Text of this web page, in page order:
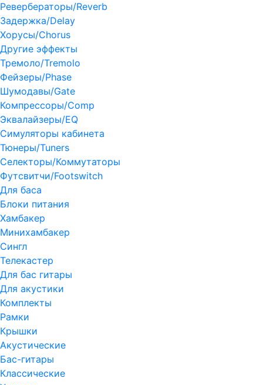
Ревербераторы/Reverb
Задержка/Delay
Хорусы/Chorus
Другие эффекты
Тремоло/Tremolo
Фейзеры/Phase
Шумодавы/Gate
Компрессоры/Comp
Эквалайзеры/EQ
Симуляторы кабинета
Тюнеры/Tuners
Селекторы/Коммутаторы
Футсвитчи/Footswitch
Для баса
Блоки питания
Хамбакер
Минихамбакер
Сингл
Телекастер
Для бас гитары
Для акустики
Комплекты
Рамки
Крышки
Акустические
Бас-гитары
Классические